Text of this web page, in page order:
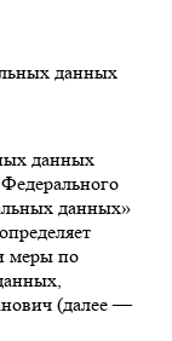
данных
данных
данных»
меры по
(далее —